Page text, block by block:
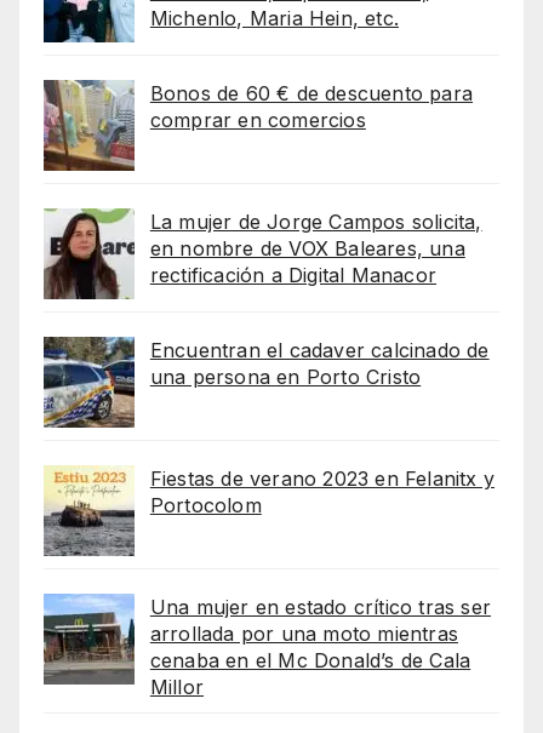
Michenlo, Maria Hein, etc.
Bonos de 60 € de descuento para
comprar en comercios
La mujer de Jorge Campos solicita,
en nombre de VOX Baleares, una
rectificación a Digital Manacor
Encuentran el cadaver calcinado de
una persona en Porto Cristo
Fiestas de verano 2023 en Felanitx y
Portocolom
Una mujer en estado crítico tras ser
arrollada por una moto mientras
cenaba en el Mc Donald’s de Cala
Millor